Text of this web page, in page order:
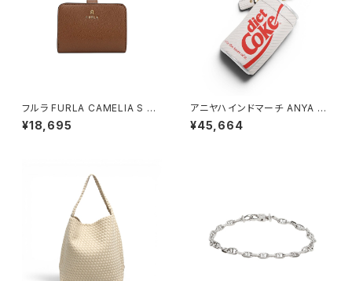
フルラ FURLA CAMELIA S C
OMPACT WALLETS 二つ折り
財布 wp00315-are000-03b
¥18,695
アニヤハインドマーチ ANYA HI
NDMARCH Diet Coke コイン
パース・チャーム 164818 ユニ
¥45,664